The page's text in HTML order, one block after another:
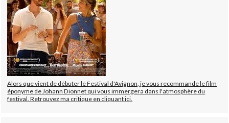
Alors que vient de débuter le Festival d'Avignon, je vous recommande le film
éponyme de Johann Dionnet qui vous immergera dans l'atmosphère du
festival. Retrouvez ma critique en cliquant ici.